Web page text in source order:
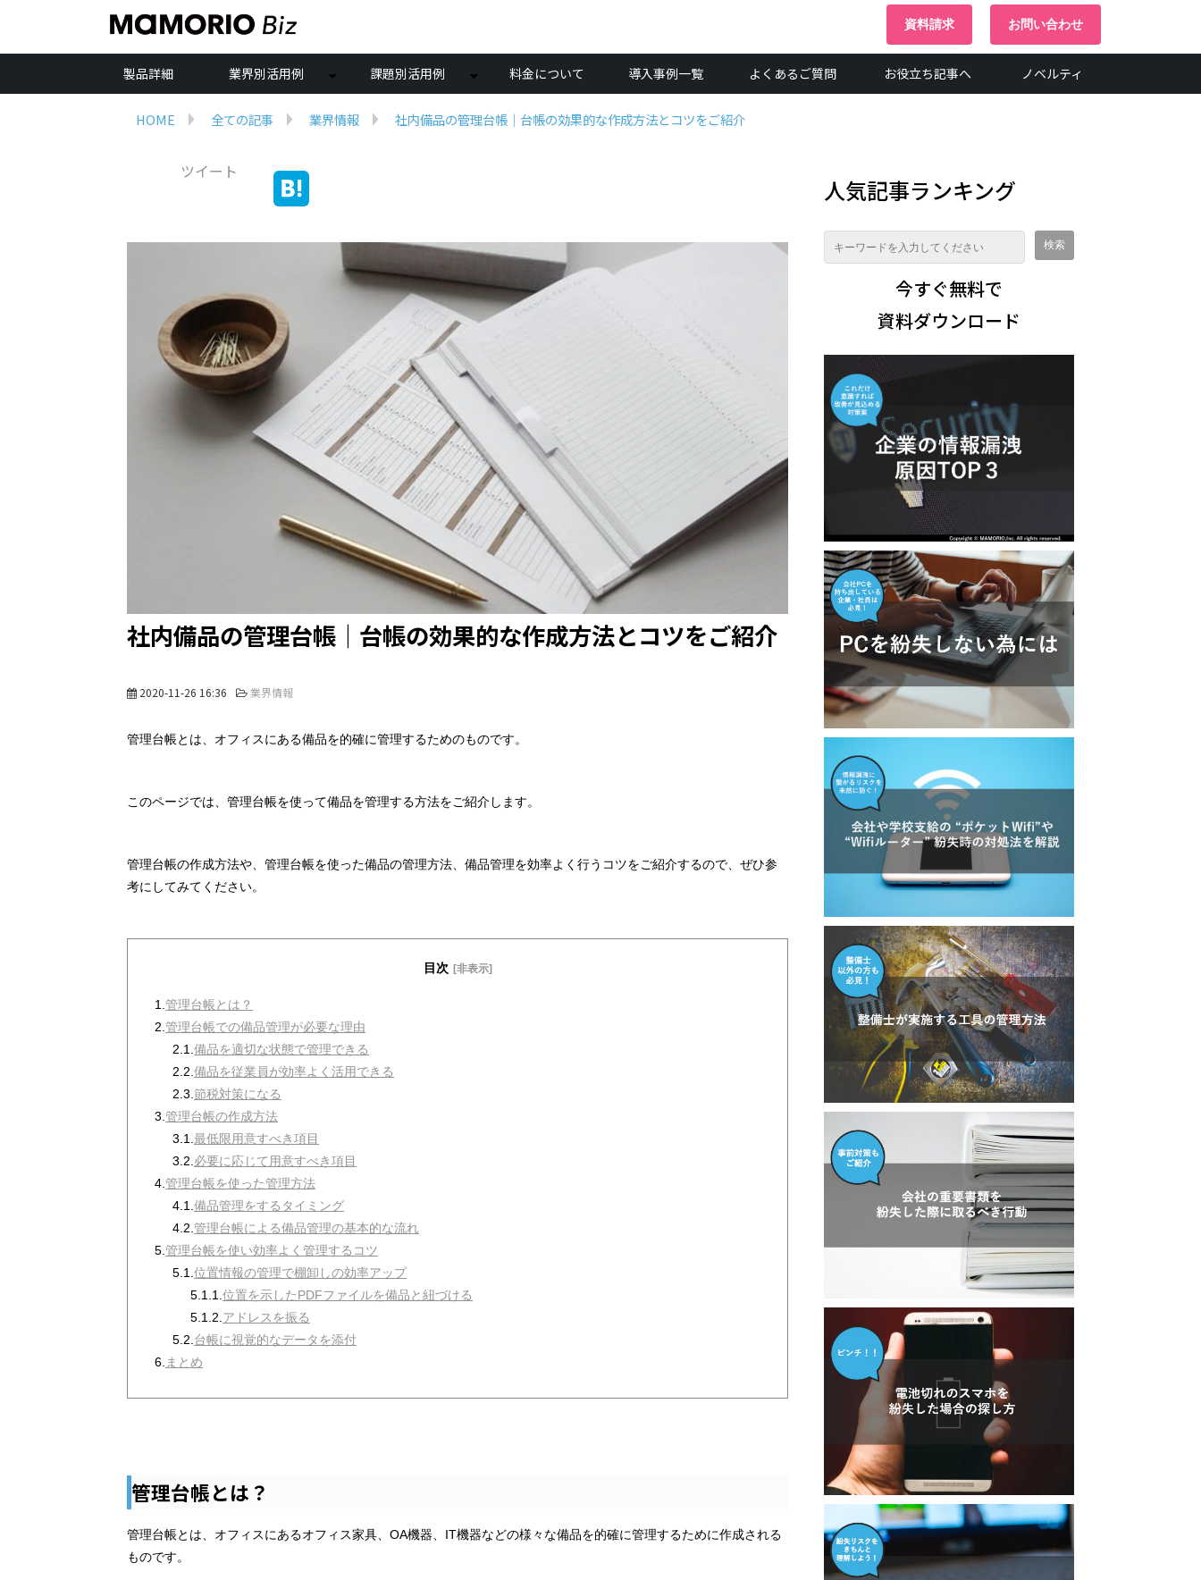
資料請求 お問い合わせ
製品詳細 業界別活用例 課題別活用例 料金について 導入事例一覧 よくあるご質問 お役立ち記事へ ノベルティ
HOME 全ての記事 業界情報 社内備品の管理台帳｜台帳の効果的な作成方法とコツをご紹介
ツイート
社内備品の管理台帳｜台帳の効果的な作成方法とコツをご紹介
2020-11-26 16:36 業界情報
管理台帳とは、オフィスにある備品を的確に管理するためのものです。
このページでは、管理台帳を使って備品を管理する方法をご紹介します。
管理台帳の作成方法や、管理台帳を使った備品の管理方法、備品管理を効率よく行うコツをご紹介するので、ぜひ参
考にしてみてください。
目次 [非表示]
1.管理台帳とは？
2.管理台帳での備品管理が必要な理由
2.1.備品を適切な状態で管理できる
2.2.備品を従業員が効率よく活用できる
2.3.節税対策になる
3.管理台帳の作成方法
3.1.最低限用意すべき項目
3.2.必要に応じて用意すべき項目
4.管理台帳を使った管理方法
4.1.備品管理をするタイミング
4.2.管理台帳による備品管理の基本的な流れ
5.管理台帳を使い効率よく管理するコツ
5.1.位置情報の管理で棚卸しの効率アップ
5.1.1.位置を示したPDFファイルを備品と紐づける
5.1.2.アドレスを振る
5.2.台帳に視覚的なデータを添付
6. まとめ
管理台帳とは？
管理台帳とは、オフィスにあるオフィス家具、OA機器、IT機器などの様々な備品を的確に管理するために作成される
ものです。
人気記事ランキング
今すぐ無料で
資料ダウンロード